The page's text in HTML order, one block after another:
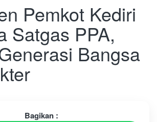
Pemkot Kediri
Satgas PPA,
Bangsa
Bagikan :